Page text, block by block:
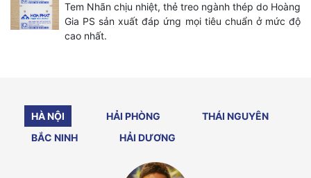
Tem Nhãn chịu nhiệt, thẻ treo ngành thép do Hoàng
Gia PS sản xuất đáp ứng mọi tiêu chuẩn ở mức độ
cao nhất.
HÀ NỘI HẢI PHÒNG
THÁI NGUYÊN
BẮC NINH
HẢI DƯƠNG